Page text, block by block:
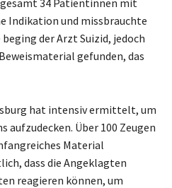
Indikation und missbrauchte
der Arzt Suizid, jedoch
gefunden, das
hat intensiv ermittelt, um
aufzudecken. Über 100 Zeugen
Material
dass die Angeklagten
reagieren können, um